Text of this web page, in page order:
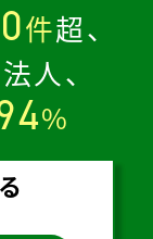
件超、
人、
%